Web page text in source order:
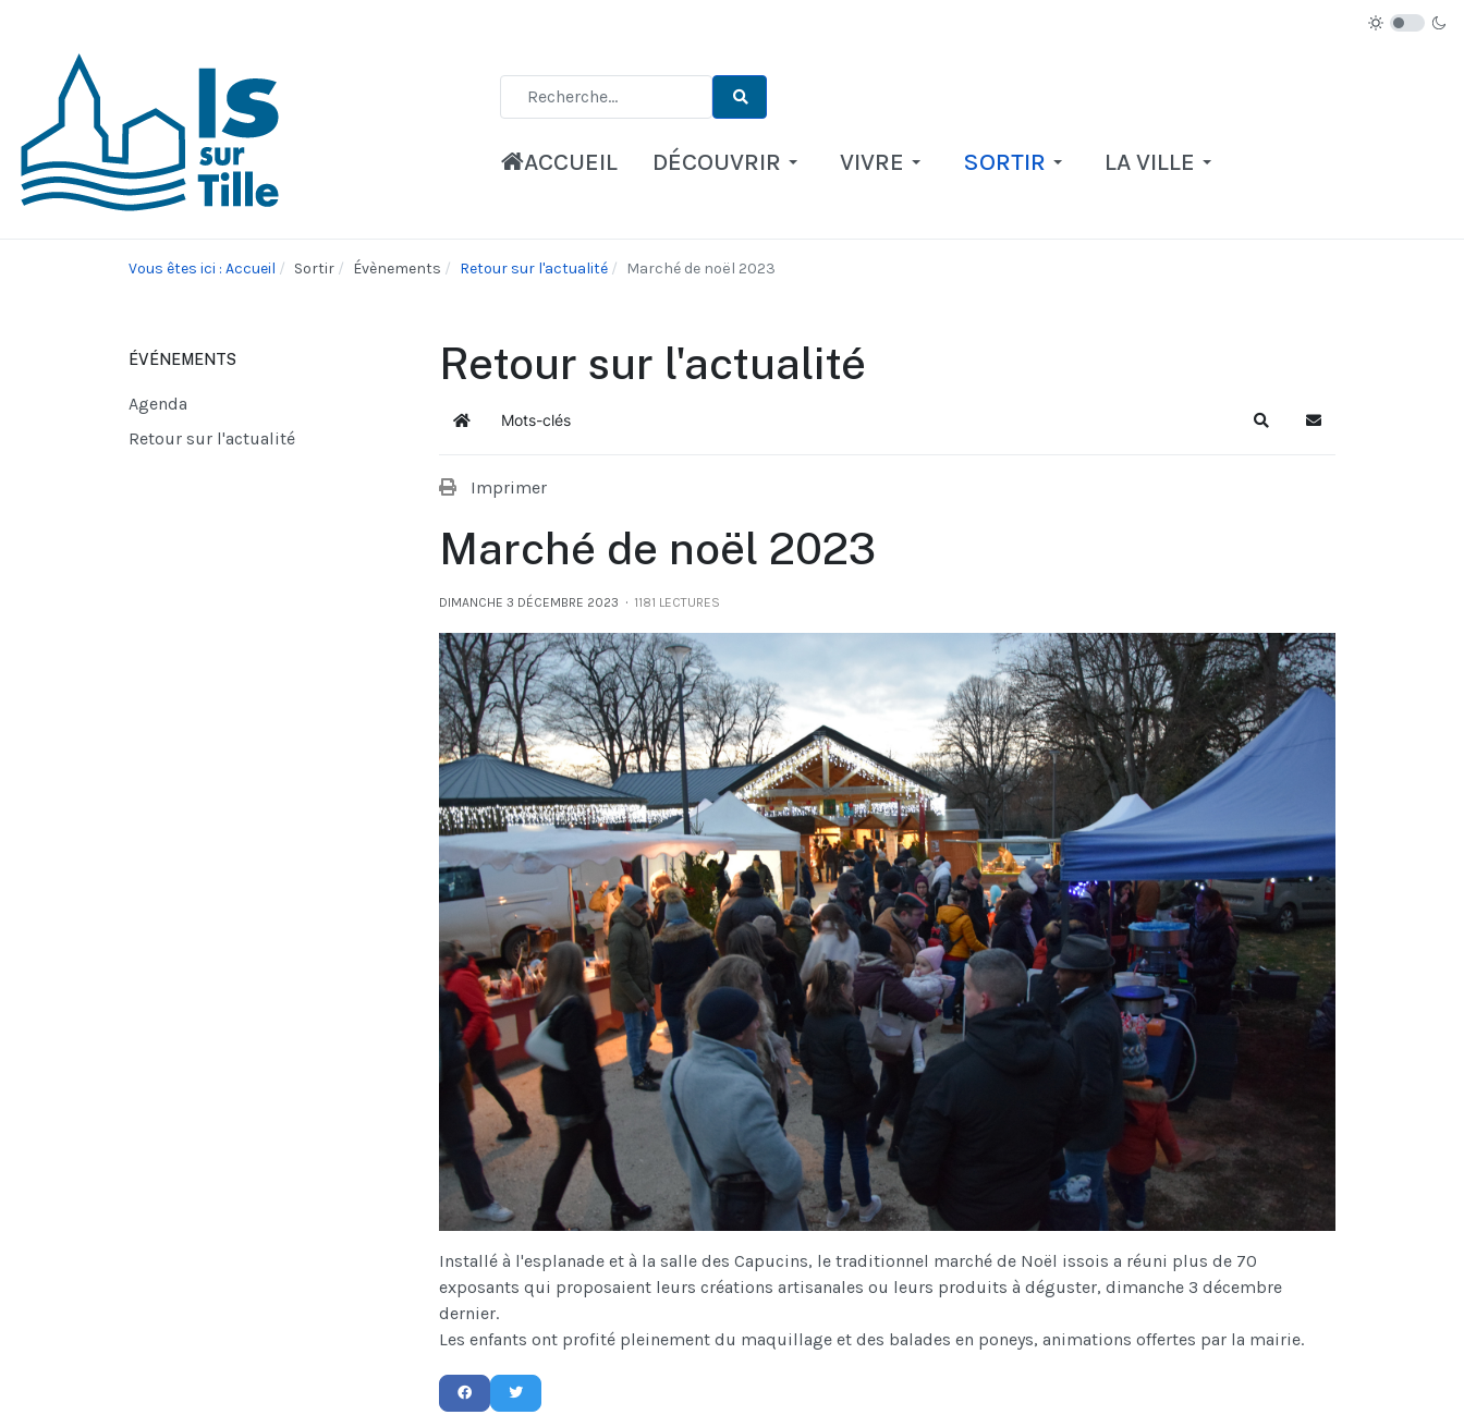
ACCUEIL DÉCOUVRIR VIVRE SORTIR LA VILLE
Vous êtes ici : Accueil Sortir Évènements Retour sur l'actualité Marché de noël 2023
Retour sur l'actualité
AccueilMots-clés RechercheS'abonner au blog
Imprimer
Marché de noël 2023
DIMANCHE 3 DÉCEMBRE 2023 1181 LECTURES
Installé à l'esplanade et à la salle des Capucins, le traditionnel marché de Noël issois a réuni plus de 70
exposants qui proposaient leurs créations artisanales ou leurs produits à déguster, dimanche 3 décembre
dernier.
Les enfants ont profité pleinement du maquillage et des balades en poneys, animations offertes par la mairie.
ÉVÉNEMENTS
Agenda
Retour sur l'actualité